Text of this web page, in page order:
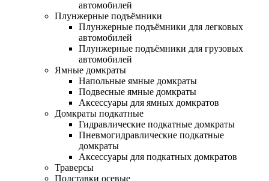
автомобилей
Плунжерные подъёмники
Плунжерные подъёмники для легковых
автомобилей
Плунжерные подъёмники для грузовых
автомобилей
Ямные домкраты
Напольные ямные домкраты
Подвесные ямные домкраты
Аксессуары для ямных домкратов
Домкраты подкатные
Гидравлические подкатные домкраты
Пневмогидравлические подкатные
домкраты
Аксессуары для подкатных домкратов
Траверсы
Подставки осевые